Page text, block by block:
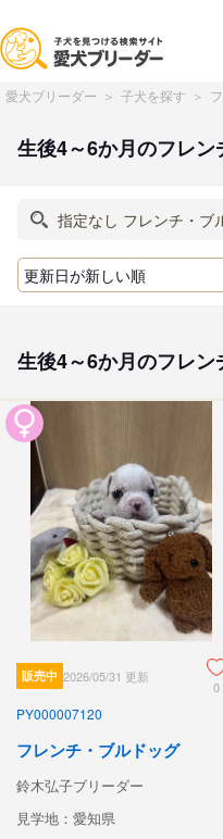
愛犬ブリーダー 子犬を探す
生後4～6か月のフレ
生後4～6か月のフレ
販売中 2026/05/31 更新
0
PY000007120
フレンチ・ブルドッグ
鈴木弘子ブリーダー
見学地：愛知県